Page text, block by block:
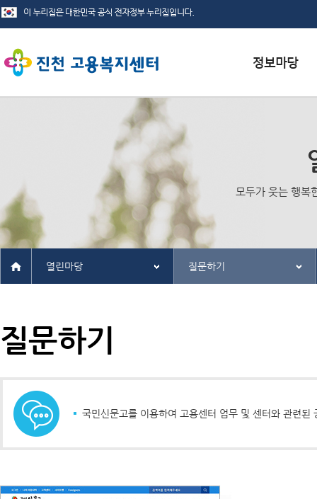
관련사이트
모두가 웃는 행복
열린마당 질문하기
질문하기
국민신문고를 이용하여 고용센터 업무 및 센터와 관련된